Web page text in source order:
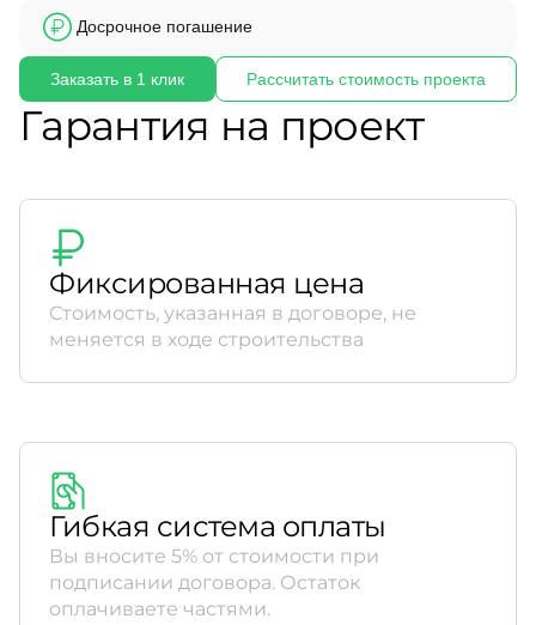
Досрочное погашение
Заказать в 1 клик Рассчитать стоимость проекта
Гарантия на проект
Фиксированная цена
Стоимость, указанная в договоре, не
меняется в ходе строительства
Гибкая система оплаты
Вы вносите 5% от стоимости при
подписании договора. Остаток
оплачиваете частями.